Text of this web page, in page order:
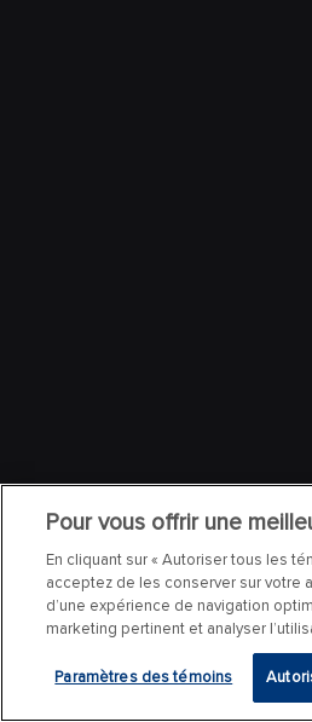
Pour vous offrir une
En cliquant sur « Autoriser tous les
acceptez de les conserver sur votre
d’une expérience de navigation
marketing pertinent et analyser
Paramètres des témoins